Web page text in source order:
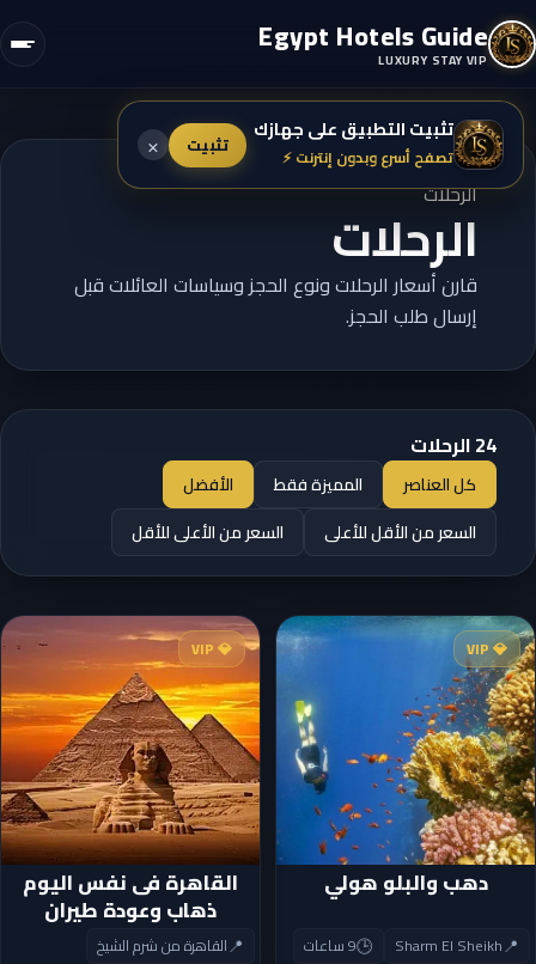
Egypt Hotels Guide
LUXURY STAY VIP
الرحلات
الرحلات
قارن أسعار الرحلات ونوع الحجز وسياسات العائلات قبل
إرسال طلب الحجز.
24 الرحلات
كل العناصر المميزة فقط
الأفضل
السعر من الأقل للأعلى
السعر من الأعلى للأقل
💎 VIP
دهب والبلو هولي
📍
Sharm El Sheikh
🕒9 ساعات
💎 VIP
القاهرة فى نفس اليوم
ذهاب وعودة طيران
📍القاهرة من شرم الشيخ
تثبيت التطبيق على جهازك
تصفح أسرع وبدون إنترنت ⚡ تثبيت ×